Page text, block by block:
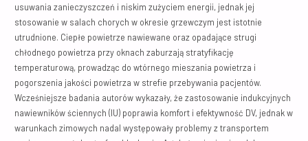
usuwania zanieczyszczeń i niskim zużyciem energii, jednak jej
stosowanie w salach chorych w okresie grzewczym jest istotnie
utrudnione. Ciepłe powietrze nawiewane oraz opadające strugi
chłodnego powietrza przy oknach zaburzają stratyfikację
temperaturową, prowadząc do wtórnego mieszania powietrza i
pogorszenia jakości powietrza w strefie przebywania pacjentów.
Wcześniejsze badania autorów wykazały, że zastosowanie indukcyjnych
nawiewników ściennych (IU) poprawia komfort i efektywność DV, jednak w
warunkach zimowych nadal występowały problemy z transportem